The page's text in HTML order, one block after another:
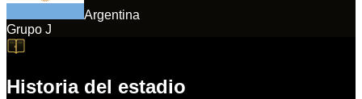
Argentina
Grupo J
Historia del estadio